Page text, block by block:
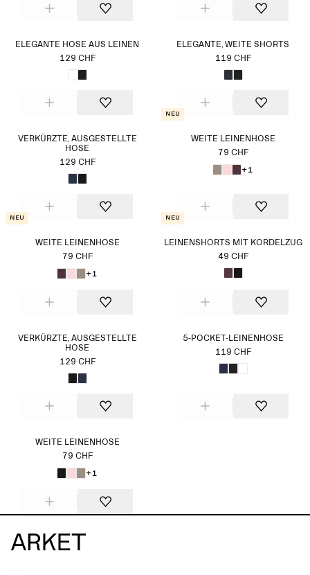
ELEGANTE HOSE AUS LEINEN
129 CHF
ELEGANTE, WEITE SHORTS
119 CHF
VERKÜRZTE, AUSGESTELLTE
HOSE
129 CHF
Neu
WEITE LEINENHOSE
79 CHF
+1
Neu
WEITE LEINENHOSE
79 CHF
+1
Neu
LEINENSHORTS MIT KORDELZUG
49 CHF
VERKÜRZTE, AUSGESTELLTE
HOSE
129 CHF
5-POCKET-LEINENHOSE
119 CHF
WEITE LEINENHOSE
79 CHF
+1